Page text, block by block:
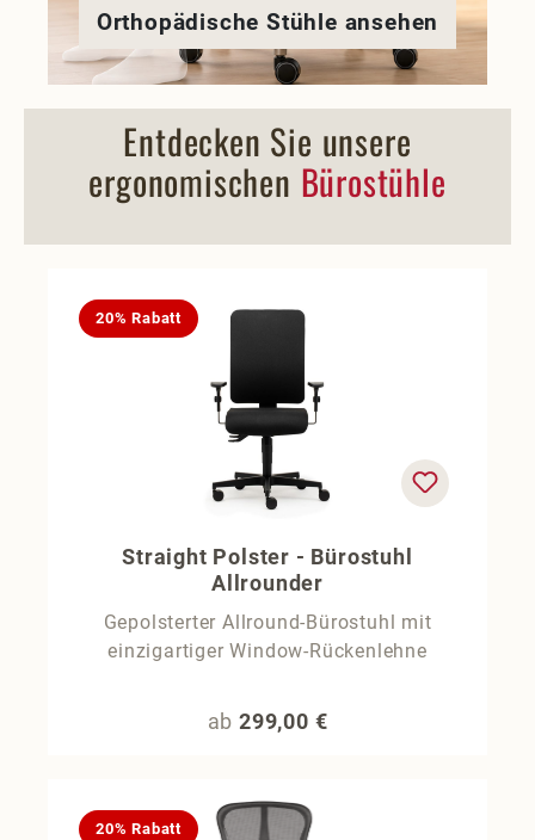
Orthopädische Stühle ansehen
Entdecken Sie unsere
ergonomischen Bürostühle
20% Rabatt
Straight Polster - Bürostuhl
Allrounder
Gepolsterter Allround-Bürostuhl mit
einzigartiger Window-Rückenlehne
Regulärer Preis:
ab 299,00 €
20% Rabatt